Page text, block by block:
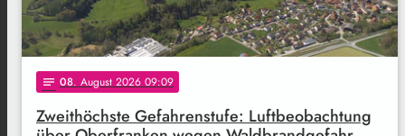
notes 08. August 2026 09:09
Zweithöchste Gefahrenstufe: Luftbeobachtung